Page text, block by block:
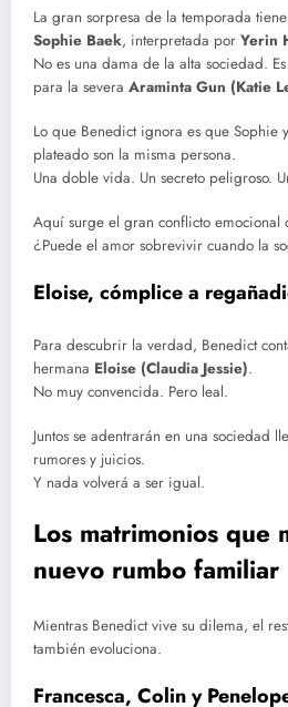
La gran sorpresa de la temporada
Sophie Baek, interpretada por Yerin
No es una dama de la alta sociedad.
para la severa Araminta Gun (Katie
Lo que Benedict ignora es que Sophie
plateado son la misma persona.
Una doble vida. Un secreto peligroso.
Aquí surge el gran conflicto emocional
¿Puede el amor sobrevivir cuando la
Eloise, cómplice a
Para descubrir la verdad, Benedict
hermana Eloise (Claudia Jessie).
No muy convencida. Pero leal.
Juntos se adentrarán en una sociedad
rumores y juicios.
Y nada volverá a ser igual.
Los matrimonios que
nuevo rumbo familiar
Mientras Benedict vive su dilema, el
también evoluciona.
Francesca, Colin y